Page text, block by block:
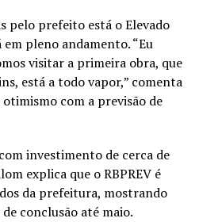
pelo prefeito está o Elevado
pleno andamento. “Eu
visitar a primeira obra, que
está a todo vapor,” comenta
com a previsão de
investimento de cerca de
explica que o RBPREV é
da prefeitura, mostrando
conclusão até maio.